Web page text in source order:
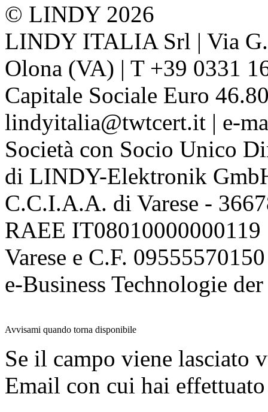
© LINDY 2026
LINDY ITALIA Srl | Via
Olona (VA) | T +39 0331
Capitale Sociale Euro
lindyitalia@twtcert.it | e-
Società con Socio Unico
di LINDY-Elektronik
C.C.I.A.A. di Varese -
RAEE
Varese e C.F. 09555570150
e-Business Technologie
Avvisami quando torna disponibile
Se il campo viene lasciato
Email con cui hai